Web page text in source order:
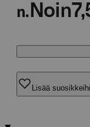
n. Noin
Lisää